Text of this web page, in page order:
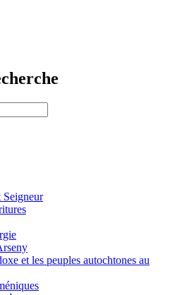
Seigneur
et les peuples autochtones au